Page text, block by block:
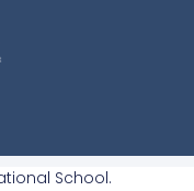
School.